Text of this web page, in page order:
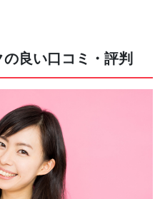
良い口コミ・評判